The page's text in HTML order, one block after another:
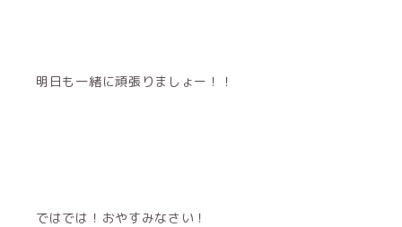
明日も一緒に頑張りましょー！！
ではでは！おやすみなさい！